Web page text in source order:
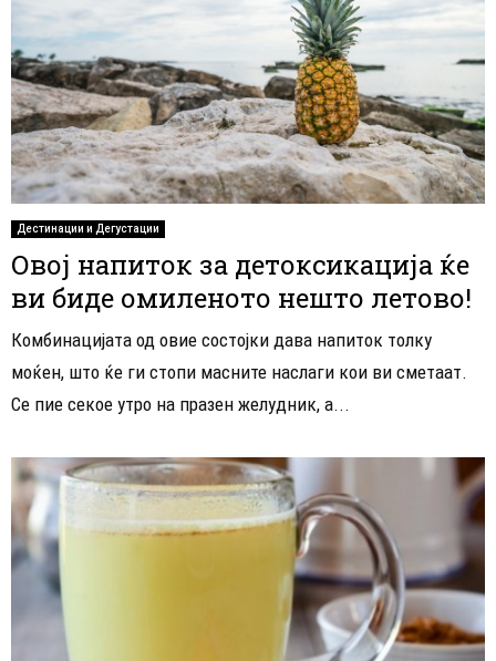
Дестинации и Дегустации
Овој напиток за детоксикација ќе
ви биде омиленото нешто летово!
Комбинацијата од овие состојки дава напиток толку
моќен, што ќе ги стопи масните наслаги кои ви сметаат.
Се пие секое утро на празен желудник, а...